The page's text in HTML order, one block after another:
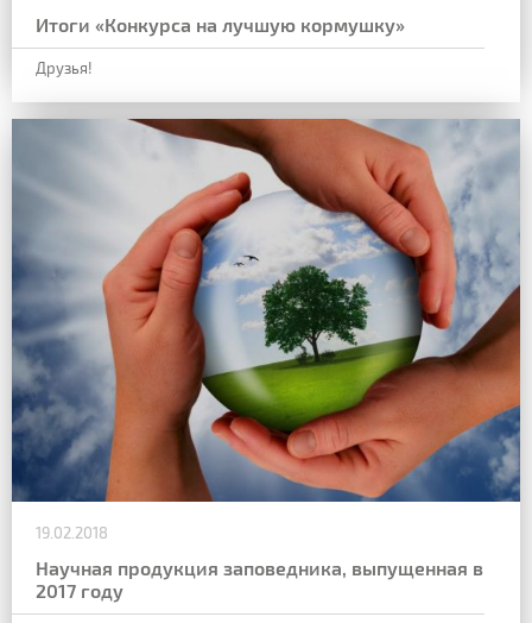
Итоги «Конкурса на лучшую кормушку»
Друзья!
19.02.2018
Научная продукция заповедника, выпущенная в
2017 году